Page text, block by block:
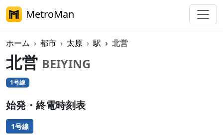
MetroMan
ホーム 都市 太原 駅 北営
北営 BEIYING
1号線
始発・終電時刻表
1号線